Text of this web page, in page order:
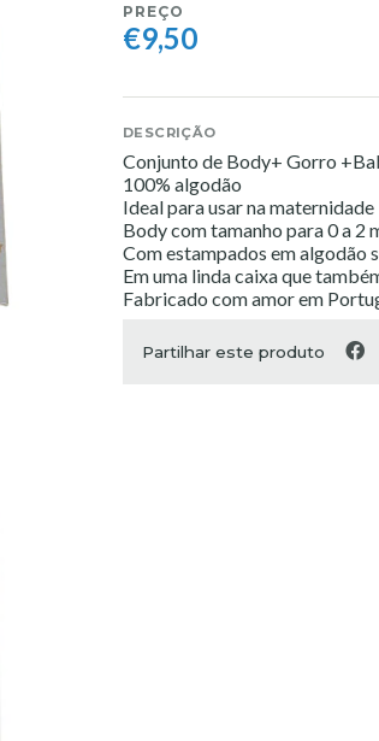
PREÇO
€9,50
DESCRIÇÃO
Conjunto de Body+ Gorro
100% algodão
Ideal para usar na maternidade
Body com tamanho para 0 a 2
Com estampados em algodão
Em uma linda caixa que
Fabricado com amor em
Partilhar este produto